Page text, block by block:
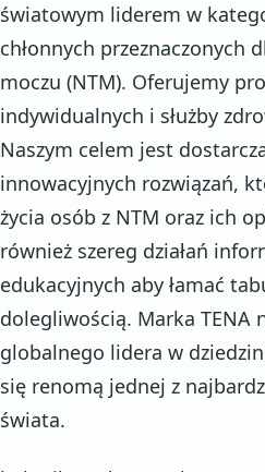
światowym liderem w
chłonnych przeznaczonych
moczu (NTM). Oferujemy
indywidualnych i służby
Naszym celem jest
innowacyjnych rozwiązań,
życia osób z NTM oraz ich
również szereg działań
edukacyjnych aby łamać
dolegliwością. Marka TENA
globalnego lidera w
się renomą jednej z
świata.